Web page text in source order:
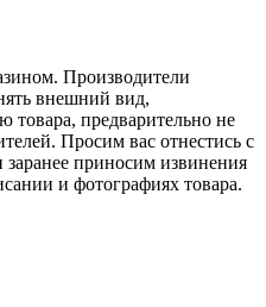
Производители
внешний вид,
товара, предварительно не
Просим вас отнестись с
приносим извинения
и фотографиях товара.